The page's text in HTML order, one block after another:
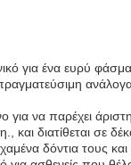
για ένα ευρύ
για να παρέχει
και διατίθεται σε
δόντια τους